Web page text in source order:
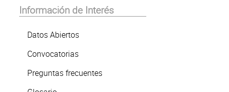
Información de Interés
Datos Abiertos
Convocatorias
Preguntas frecuentes